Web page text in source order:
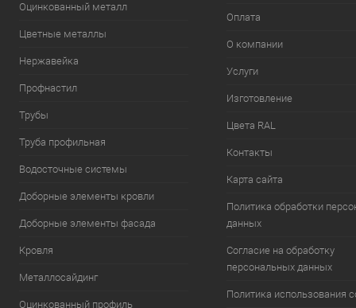
Оцинкованный металл
Цветные металлы
Нержавейка
Профнастил
Трубы
Труба профильная
Водосточные системы
Доборные элементы кровли
Доборные элементы фасада
Кровля
Металлосайдинг
Оцинкованный профиль
Оплата
О компании
Услуги
Изготовление
Цвета RAL
Контакты
Карта сайта
Политика обработки
данных
Согласие на обработку
персональных данных
Политика использования